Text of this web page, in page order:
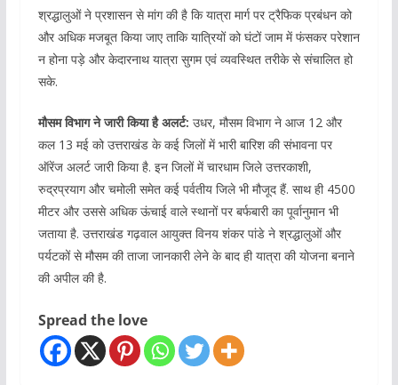
श्रद्धालुओं ने प्रशासन से मांग की है कि यात्रा मार्ग पर ट्रैफिक प्रबंधन को
और अधिक मजबूत किया जाए ताकि यात्रियों को घंटों जाम में फंसकर परेशान
न होना पड़े और केदारनाथ यात्रा सुगम एवं व्यवस्थित तरीके से संचालित हो
सके.
मौसम विभाग ने जारी किया है अलर्ट: उधर, मौसम विभाग ने आज 12 और
कल 13 मई को उत्तराखंड के कई जिलों में भारी बारिश की संभावना पर
ऑरेंज अलर्ट जारी किया है. इन जिलों में चारधाम जिले उत्तरकाशी,
रुद्रप्रयाग और चमोली समेत कई पर्वतीय जिले भी मौजूद हैं. साथ ही 4500
मीटर और उससे अधिक ऊंचाई वाले स्थानों पर बर्फबारी का पूर्वानुमान भी
जताया है. उत्तराखंड गढ़वाल आयुक्त विनय शंकर पांडे ने श्रद्धालुओं और
पर्यटकों से मौसम की ताजा जानकारी लेने के बाद ही यात्रा की योजना बनाने
की अपील की है.
Spread the love